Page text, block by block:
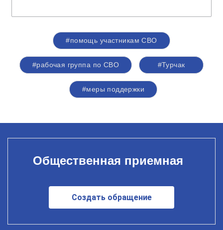
#помощь участникам СВО
#рабочая группа по СВО #Турчак
#меры поддержки
Общественная приемная
Создать обращение